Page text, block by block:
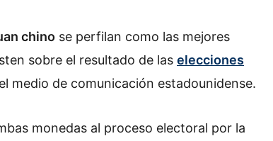
chino se perfilan como las mejores
sobre el resultado de las elecciones
medio de comunicación estadounidense.
monedas al proceso electoral por la